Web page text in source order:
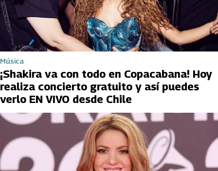
Música
¡Shakira va con todo en Copacabana! Hoy
realiza concierto gratuito y así puedes
verlo EN VIVO desde Chile